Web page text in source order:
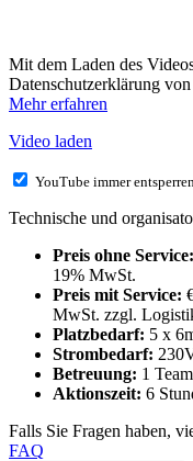
Mit dem Laden des
Datenschutzerklärung
Mehr erfahren
Video laden
YouTube immer entsperren
Technische und
Preis ohne Service:
19% MwSt.
Preis mit Service:
MwSt. zzgl.
Platzbedarf: 5 x
Strombedarf:
Betreuung: 1
Aktionszeit: 6
Falls Sie Fragen haben,
FAQ